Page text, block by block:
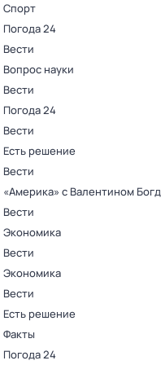
Спорт
Погода 24
Вести
Вопрос науки
Вести
Погода 24
Вести
Есть решение
Вести
«Америка» с Валентином
Вести
Экономика
Вести
Экономика
Вести
Есть решение
Факты
Погода 24